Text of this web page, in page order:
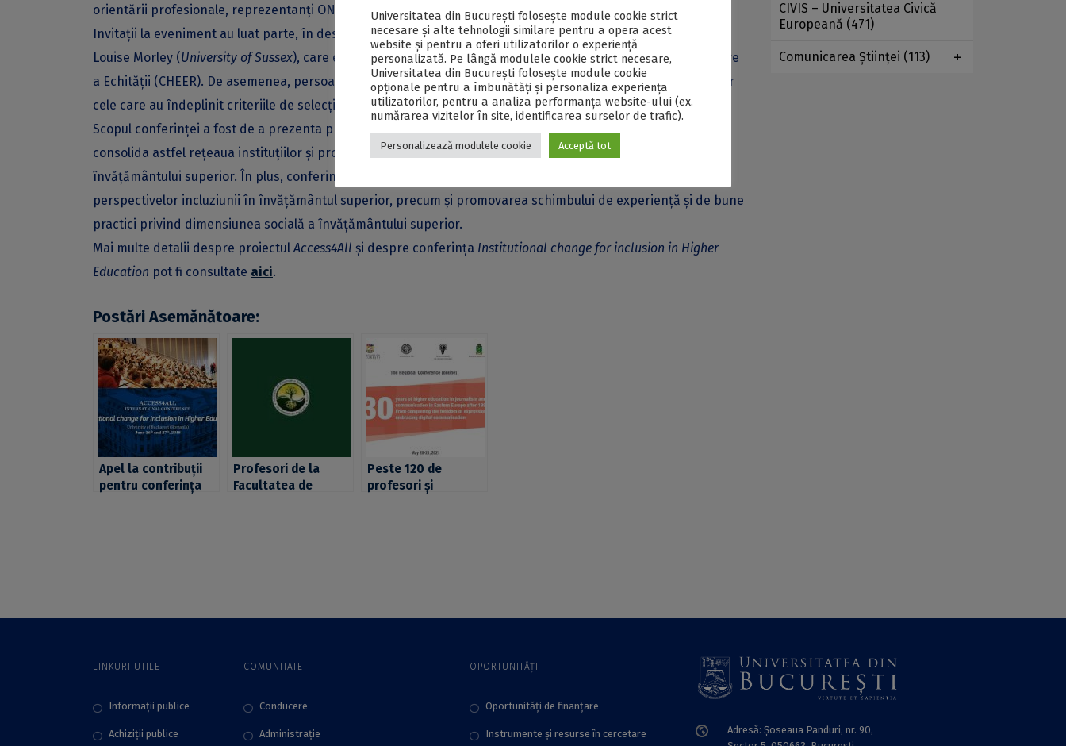
orientării profesionale, reprezentanți ONG și alți furnizori de educație.
Invitații la eveniment au luat parte, în deschiderea evenimentului, la prelegerea susținută de prof. univ. dr.
Louise Morley (University of Sussex), care este și directorul Centrului pentru Învățământul Superior și Cercetare
a Echității (CHEER). De asemenea, persoanele interesate să participe la conferință au putut trimite lucrări, iar
cele care au îndeplinit criteriile de selecție au putut fi prezentate în cadrul celor două secțiuni.
Scopul conferinţei a fost de a prezenta principalele rezultate ale proiectului Erasmus+
consolida astfel reţeaua instituţiilor şi profesioniştilor interesaţi de domeniul dimensiunii sociale a
învăţământului superior. În plus, conferinţa a constituit o oportunitate în vederea analizării realităţii şi a
perspectivelor incluziunii în învăţământul superior, precum şi promovarea schimbului de experienţă şi de bune
practici privind dimensiunea socială a învăţământului superior.
Mai multe detalii despre proiectul Access4All și despre conferința Institutional change for inclusion in Higher
Education pot fi consultate aici.
Postări Asemănătoare:
Apel la contribuții
pentru conferința
Profesori de la
Facultatea de
Peste 120 de
profesori și
CIVIS – Universitatea Civică
Europeană (471)
Comunicarea Ştiinţei (113)
LINKURI UTILE
Informații publice
Achiziții publice
COMUNITATE
Conducere
Administraţie
OPORTUNITĂȚI
Oportunități de finanțare
Instrumente și resurse în cercetare
Adresă: Șoseaua Panduri, nr. 90,
Universitatea din București folosește module cookie strict
necesare și alte tehnologii similare pentru a opera acest
website și pentru a oferi utilizatorilor o experiență
personalizată. Pe lângă modulele cookie strict necesare,
Universitatea din București folosește module cookie
opționale pentru a îmbunătăți și personaliza experiența
utilizatorilor, pentru a analiza performanța website-ului (ex.
numărarea vizitelor în site, identificarea surselor de trafic).
Personalizează modulele cookie Acceptă tot